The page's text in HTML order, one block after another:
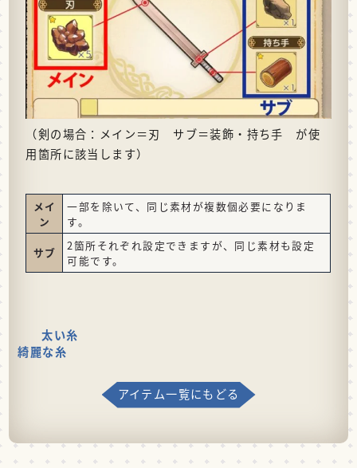
（剣の場合：メイン＝刃 サブ＝装飾・持ち手 が使
用箇所に該当します）
メイ
ン
一部を除いて、同じ素材が複数個必要になりま
す。
サブ
2箇所それぞれ設定できますが、同じ素材も設定
可能です。
太い糸
綺麗な糸
アイテム一覧にもどる